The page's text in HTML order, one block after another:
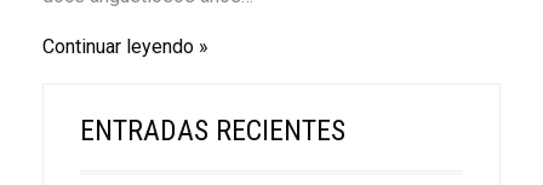
Continuar leyendo
ENTRADAS RECIENTES